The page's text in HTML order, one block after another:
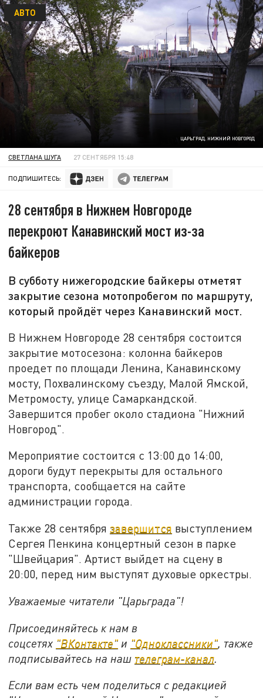
ЦАРЬГРАД. НИЖНИЙ НОВГОРОД
АВТО
СВЕТЛАНА ШУГА 27 СЕНТЯБРЯ 15:48
ПОДПИШИТЕСЬ:
28 сентября в Нижнем Новгороде
перекроют Канавинский мост из-за
байкеров
В субботу нижегородские байкеры отметят
закрытие сезона мотопробегом по маршруту,
который пройдёт через Канавинский мост.
В Нижнем Новгороде 28 сентября состоится
закрытие мотосезона: колонна байкеров
проедет по площади Ленина, Канавинскому
мосту, Похвалинскому съезду, Малой Ямской,
Метромосту, улице Самаркандской.
Завершится пробег около стадиона "Нижний
Новгород".
Мероприятие состоится с 13:00 до 14:00,
дороги будут перекрыты для остального
транспорта, сообщается на сайте
администрации города.
Также 28 сентябрязавершится выступлением
Сергея Пенкина концертный сезон в парке
"Швейцария". Артист выйдет на сцену в
20:00, перед ним выступят духовые оркестры.
Уважаемые читатели "Царьграда"!
Присоединяйтесь к нам в
соцсетях "ВКонтакте" и "Одноклассники" , также
подписывайтесь на наш телеграм-канал
Если вам есть чем поделиться с редакцией